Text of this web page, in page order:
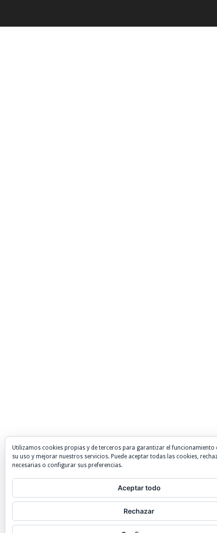
Utilizamos cookies propias y de terceros para garantizar el funcionamiento
su uso y mejorar nuestros servicios. Puede aceptar todas las cookies,
necesarias o configurar sus preferencias.
Aceptar todo
Rechazar